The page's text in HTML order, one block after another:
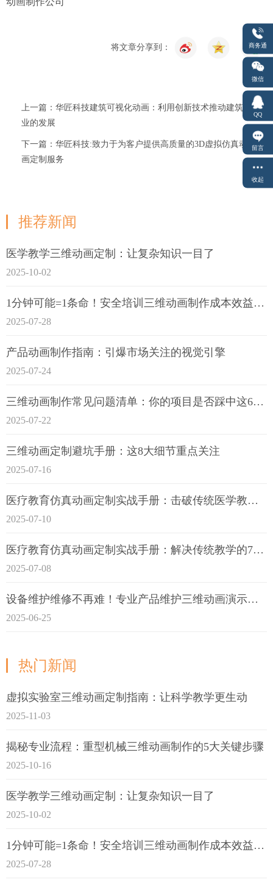
将文章分享到：
上一篇：华匠科技建筑可视化动画：利用创新技术推动建筑行
业的发展
下一篇：华匠科技:致力于为客户提供高质量的3D虚拟仿真动
画定制服务
推荐新闻
医学教学三维动画定制：让复杂知识一目了
2025-10-02
1分钟可能=1条命！安全培训三维动画制作成本效益深度拆解
2025-07-28
产品动画制作指南：引爆市场关注的视觉引擎
2025-07-24
三维动画制作常见问题清单：你的项目是否踩中这6大技术雷区？
2025-07-22
三维动画定制避坑手册：这8大细节重点关注
2025-07-16
医疗教育仿真动画定制实战手册：击破传统医学教育7大痛点
2025-07-10
医疗教育仿真动画定制实战手册：解决传统教学的7大痛点
2025-07-08
设备维护维修不再难！专业产品维护三维动画演示定制指南
2025-06-25
热门新闻
虚拟实验室三维动画定制指南：让科学教学更生动
2025-11-03
揭秘专业流程：重型机械三维动画制作的5大关键步骤
2025-10-16
医学教学三维动画定制：让复杂知识一目了
2025-10-02
1分钟可能=1条命！安全培训三维动画制作成本效益深度拆解
2025-07-28
商务通
微信
QQ
留言
收起